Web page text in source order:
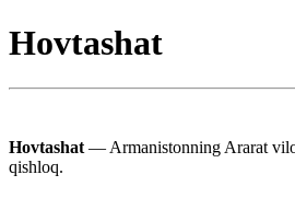
Hovtashat
Hovtashat — Armanistonning Ararat
qishloq.